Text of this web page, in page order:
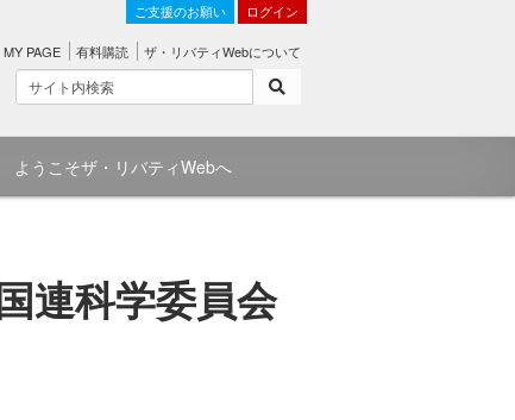
ご支援のお願い ログイン
MY PAGE 有料購読 ザ・リバティWebについて
ようこそザ・リバティWebへ
連科学委員会